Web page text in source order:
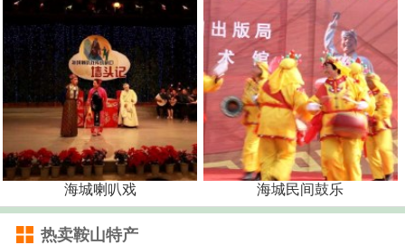
海城喇叭戏 海城民间鼓乐
热卖鞍山特产